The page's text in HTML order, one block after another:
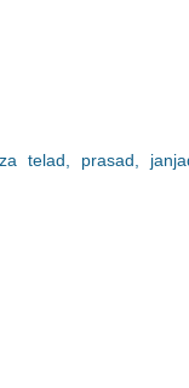
telad, prasad,